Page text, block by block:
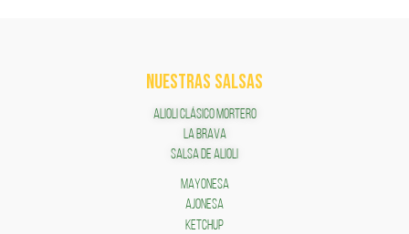
NUESTRAS SALSAS
ALIOLI CLÁSICO MORTERO
LA BRAVA
SALSA DE ALIOLI
MAYONESA
AJONESA
KETCHUP